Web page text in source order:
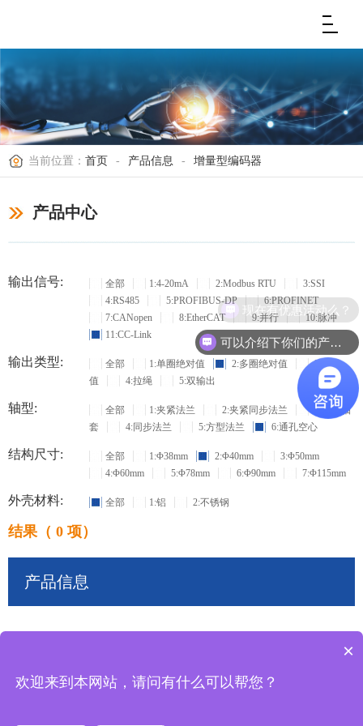
当前位置： 首页 - 产品信息 - 增量型编码器
产品中心
输出信号: 全部 1:4-20mA 2:Modbus RTU
3:SSI
4:RS485
5:PROFIBUS-DP
6:PROFINET
7:CANopen
8:EtherCAT 9:并行
10:脉冲
11:CC-Link
输出类型: 全部 1:单圈绝对值 2:多圈绝对值
3:增量
值
4:拉绳 5:双输出
轴型: 全部 1:夹紧法兰 2:夹紧同步法兰
3:盲孔轴
套
4:同步法兰 5:方型法兰 6:通孔空心
结构尺寸: 全部 1:Φ38mm 2:Φ40mm
3:Φ50mm
4:Φ60mm
5:Φ78mm 6:Φ90mm 7:Φ115mm
外壳材料: 全部 1:铝 2:不锈钢
结果（ 0 项）
产品信息
可以介绍下你们的产品么？
现在有优惠活动么？
×
欢迎来到本网站，请问有什么可以帮您？